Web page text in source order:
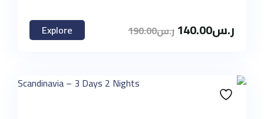
ر.س140.00 ر.س190.00
Explore